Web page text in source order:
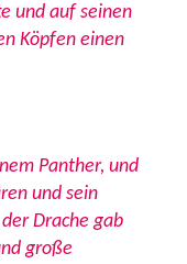
und auf seinen
Köpfen einen
Panther, und
und sein
Drache gab
große